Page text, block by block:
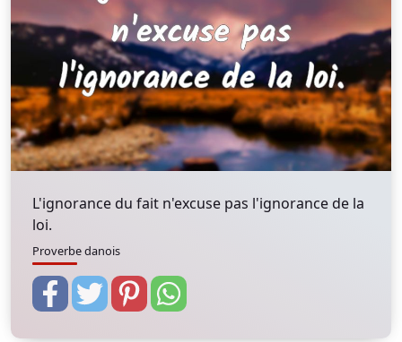
L'ignorance du fait n'excuse pas l'ignorance de la
loi.
Proverbe danois